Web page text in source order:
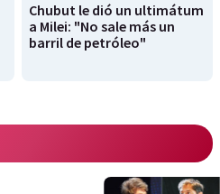
Chubut le dió un ultimátum
a Milei: "No sale más un
barril de petróleo"